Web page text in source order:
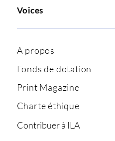
Voices
A propos
Fonds de dotation
Print Magazine
Charte éthique
Contribuer à ILA